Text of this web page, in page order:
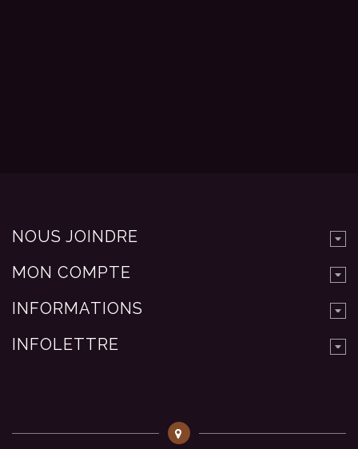
NOUS JOINDRE
MON COMPTE
INFORMATIONS
INFOLETTRE